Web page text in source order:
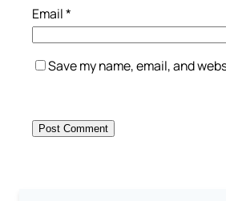
Email*
Save my name, email, and